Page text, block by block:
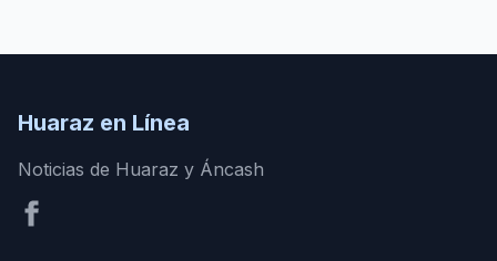
Huaraz en Línea
Noticias de Huaraz y Áncash